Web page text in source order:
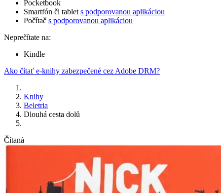
Pocketbook
Smartfón či tablet s podporovanou aplikáciou
Počítač s podporovanou aplikáciou
Neprečítate na:
Kindle
Ako čítať e-knihy zabezpečené cez Adobe DRM?
Knihy
Beletria
Dlouhá cesta dolů
Čítaná